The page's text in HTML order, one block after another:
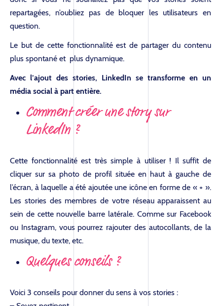
repartagées, n’oubliez pas de bloquer les utilisateurs en
question.
Le but de cette fonctionnalité est de partager du contenu
plus spontané et plus dynamique.
Avec l’ajout des stories, LinkedIn se transforme en un
média social à part entière.
Comment créer une story sur
LinkedIn ?
Cette fonctionnalité est très simple à utiliser ! Il suffit de
cliquer sur sa photo de profil située en haut à gauche de
l’écran, à laquelle a été ajoutée une icône en forme de « + ».
Les stories des membres de votre réseau apparaissent au
sein de cette nouvelle barre latérale. Comme sur Facebook
ou Instagram, vous pourrez rajouter des autocollants, de la
musique, du texte, etc.
Quelques conseils ?
Voici 3 conseils pour donner du sens à vos stories :